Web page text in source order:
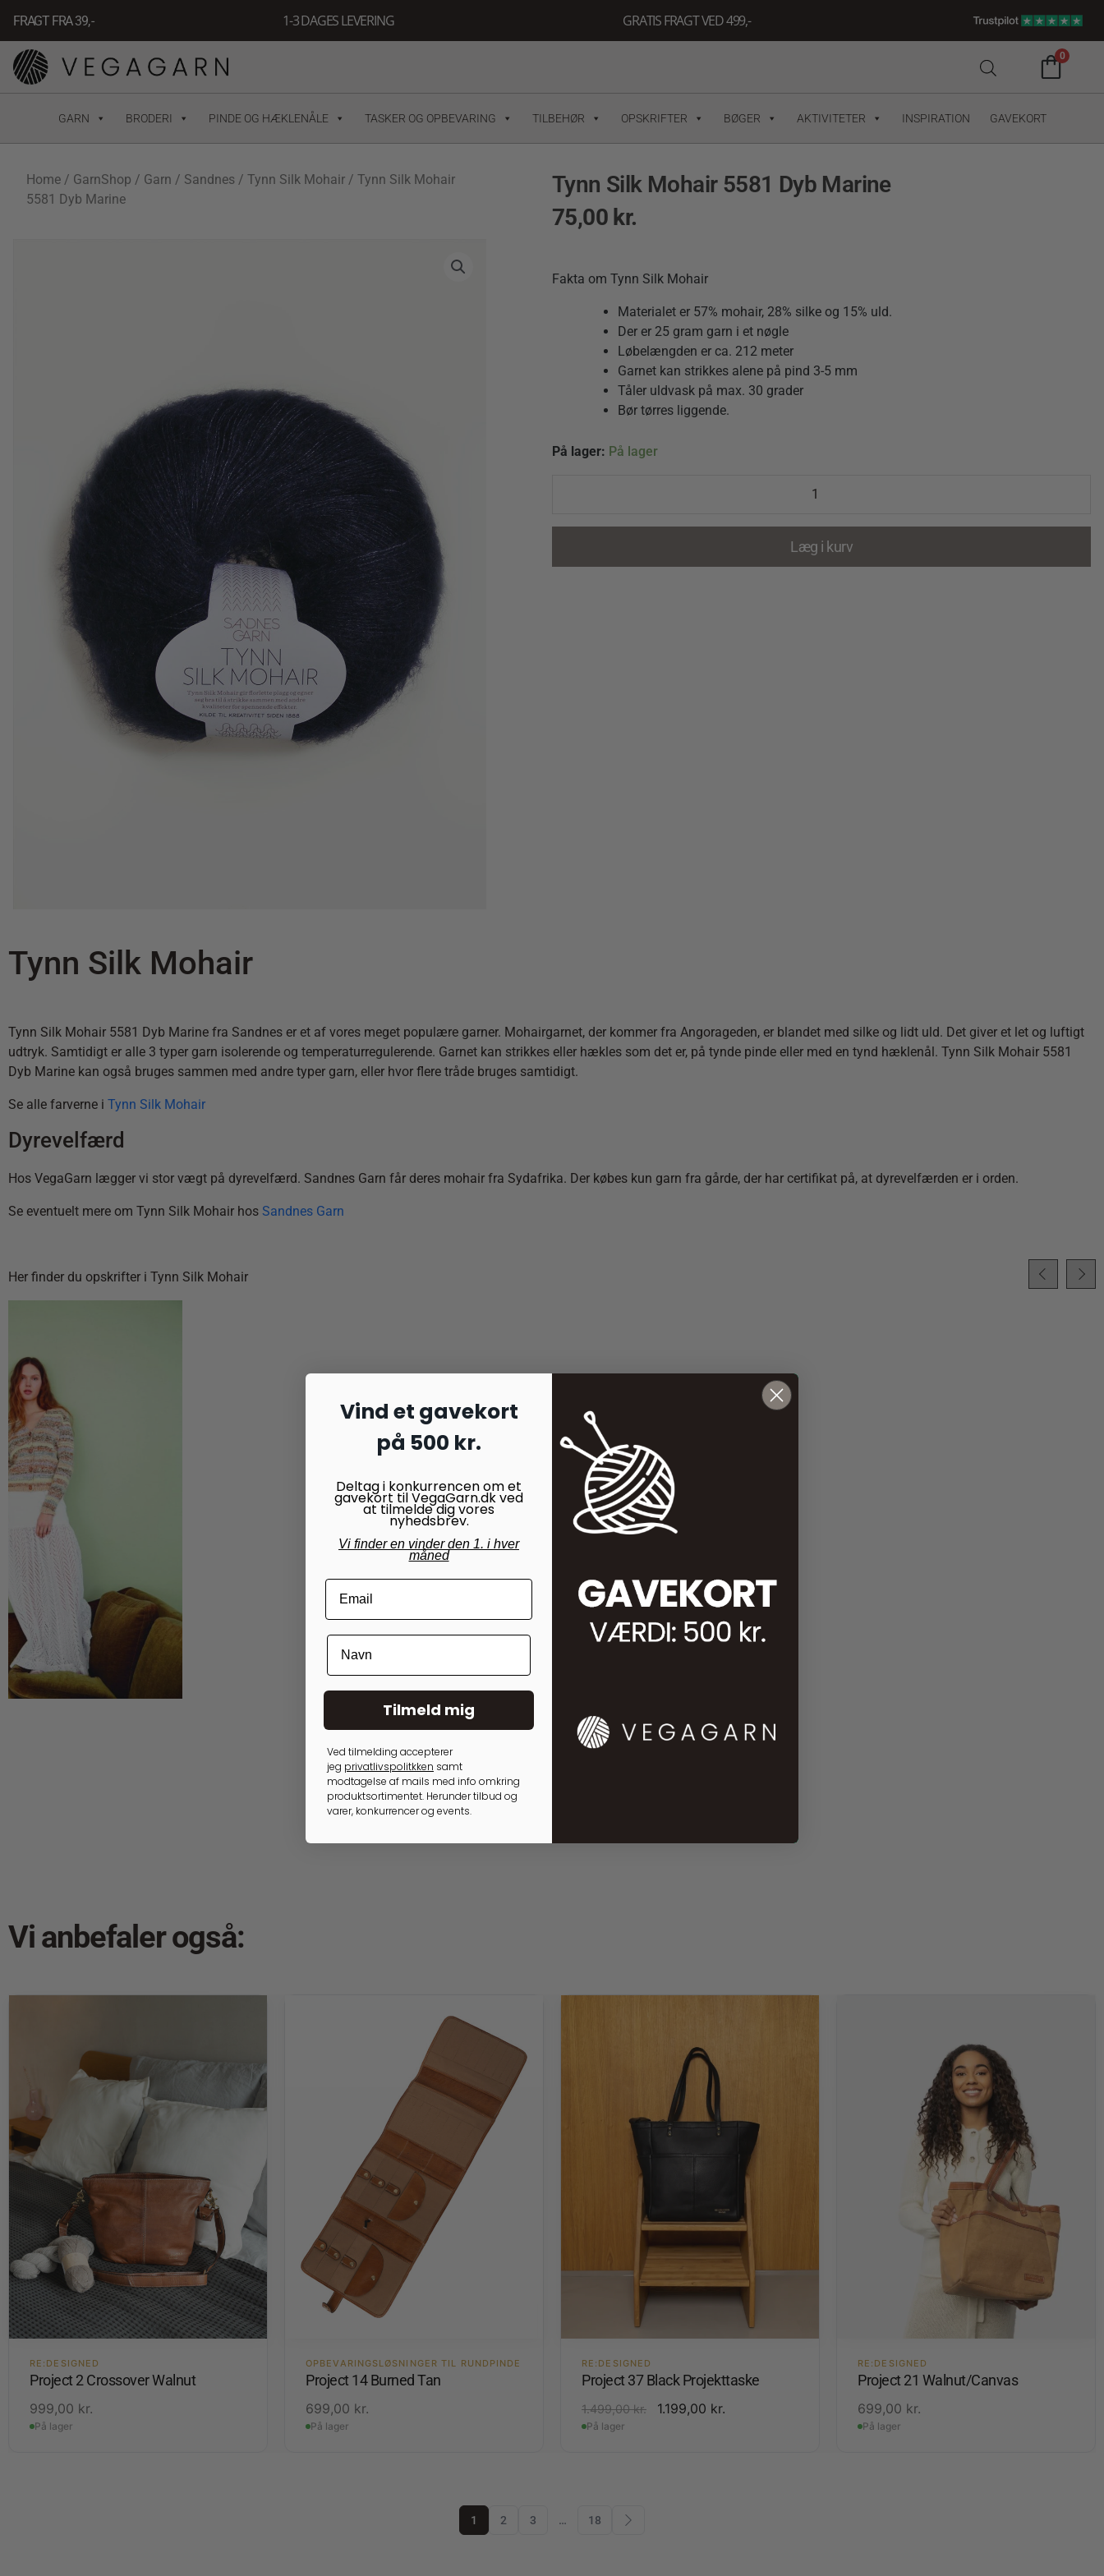
indholdet
FRAGT FRA 39, - 1-3 DAGES LEVERING GRATIS FRAGT VED 499,-
0
GARN BRODERI PINDE OG HÆKLENÅLE TASKER OG OPBEVARING TILBEHØR OPSKRIFTER BØGER AKTIVITETER INSPIRATION GAVEKORT
Home / GarnShop / Garn / Sandnes / Tynn Silk Mohair / Tynn Silk Mohair
5581 Dyb Marine
Tynn Silk Mohair 5581 Dyb Marine
75,00 kr.
Fakta om Tynn Silk Mohair
Materialet er 57% mohair, 28% silke og 15% uld.
Der er 25 gram garn i et nøgle
Løbelængden er ca. 212 meter
Garnet kan strikkes alene på pind 3-5 mm
Tåler uldvask på max. 30 grader
Bør tørres liggende.
På lager: På lager
Tynn
Dyb
quantity
Læg i kurv
Tynn Silk Mohair
Tynn Silk Mohair 5581 Dyb Marine fra Sandnes er et af vores meget populære garner. Mohairgarnet, der kommer fra Angorageden, er blandet med silke og lidt uld. Det giver et let og luftigt
udtryk. Samtidigt er alle 3 typer garn isolerende og temperaturregulerende. Garnet kan strikkes eller hækles som det er, på tynde pinde eller med en tynd hæklenål. Tynn Silk Mohair 5581
Dyb Marine kan også bruges sammen med andre typer garn, eller hvor flere tråde bruges samtidigt.
Se alle farverne i Tynn Silk Mohair
Dyrevelfærd
Hos VegaGarn lægger vi stor vægt på dyrevelfærd. Sandnes Garn får deres mohair fra Sydafrika. Der købes kun garn fra gårde, der har certifikat på, at dyrevelfærden er i orden.
Se eventuelt mere om Tynn Silk Mohair hos Sandnes Garn
Her finder du opskrifter i Tynn Silk Mohair
35,00kr.
Vi anbefaler også:
RE:DESIGNED
Project 2 Crossover Walnut
999,00 kr.
På lager
OPBEVARINGSLØSNINGER TIL RUNDPINDE
Project 14 Burned Tan
699,00 kr.
På lager
RE:DESIGNED
Project 37 Black Projekttaske
1.499,00kr. 1.199,00 kr.
På lager
RE:DESIGNED
Project 21 Walnut/Canvas
699,00 kr.
På lager
1 2 3 … 18
Vind et gavekort
på 500 kr.
Deltag i konkurrencen om et
gavekort til VegaGarn.dk ved
at tilmelde dig vores
nyhedsbrev.
Vi finder en vinder den 1. i hver
måned
Tilmeld mig
Ved tilmelding accepterer
jeg privatlivspolitkken samt
modtagelse af mails med info omkring
produktsortimentet. Herunder tilbud og
varer, konkurrencer og events.